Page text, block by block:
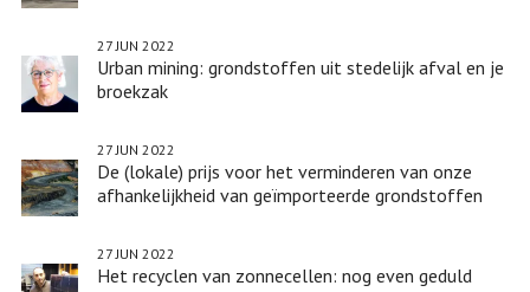
Urban mining: grondstoffen uit stedelijk afval en je
broekzak
27 JUN 2022
De (lokale) prijs voor het verminderen van onze
afhankelijkheid van geïmporteerde grondstoffen
27 JUN 2022
Het recyclen van zonnecellen: nog even geduld
27 JUN 2022